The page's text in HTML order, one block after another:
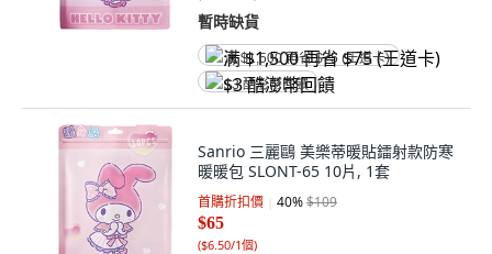
暫時缺貨
满 $1,500 再省 $75 (王道卡)
$3 酷澎幣回饋
Sanrio 三麗鷗 美樂蒂暖貼鐳射款防寒
暖暖包 SLONT-65 10片, 1套
首購折扣價 40%$109
$65
($6.50/1個)